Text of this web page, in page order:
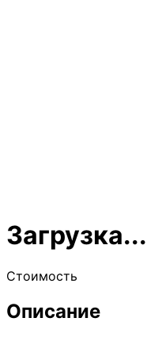
Загрузка...
Стоимость
Описание